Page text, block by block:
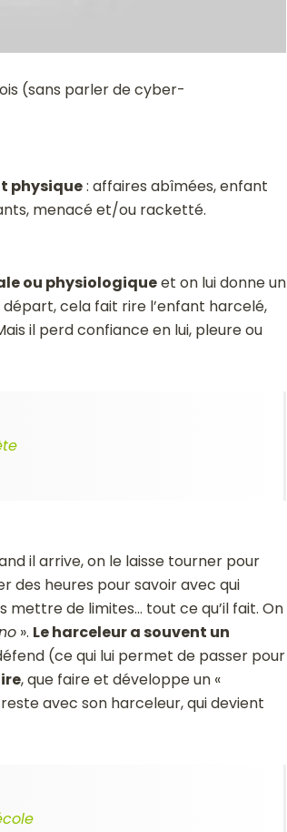
(sans parler de cyber-
physique: affaires abîmées, enfant
menacé et/ou racketté.
ou physiologiqueet on lui donne un
cela fait rire l’enfant harcelé,
il perd confiance en lui, pleure ou
il arrive, on le laisse tourner pour
des heures pour savoir avec qui
mettre de limites… tout ce qu’il fait. On
». Le harceleur a souvent un
(ce qui lui permet de passer pour
, que faire et développe un «
avec son harceleur, qui devient